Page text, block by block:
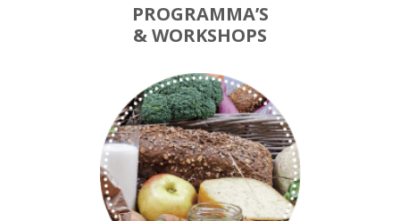
PROGRAMMA’S
& WORKSHOPS